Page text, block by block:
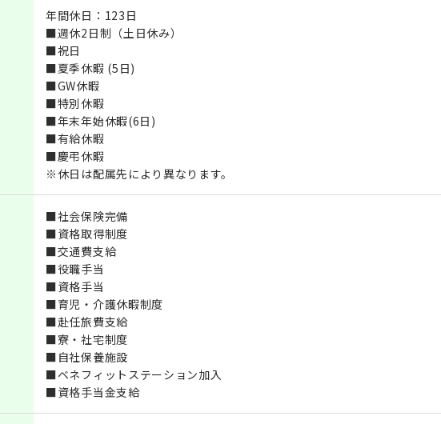
年間休日：123日
■週休2日制（土日休み）
■祝日
■夏季休暇 (5日)
■GW休暇
■特別休暇
■年末年始休暇(6日)
■有給休暇
■慶弔休暇
※休日は配属先により異なります。
■社会保険完備
■資格取得制度
■交通費支給
■役職手当
■資格手当
■育児・介護休暇制度
■赴任旅費支給
■寮・社宅制度
■自社保養施設
■ベネフィットステーション加入
■資格手当金支給